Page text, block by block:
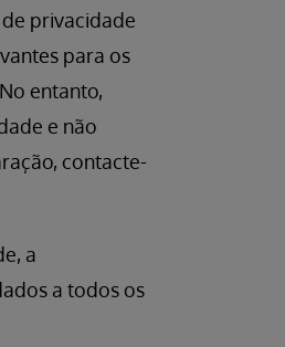
privacidade
para os
entanto,
e não
contacte-
a
a todos os